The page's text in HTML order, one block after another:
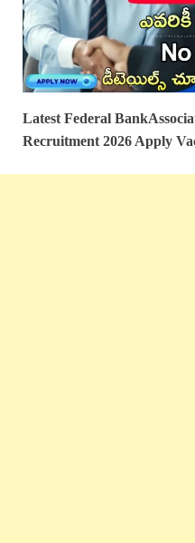
Latest Federal Bank
Recruitment 2026 Apply